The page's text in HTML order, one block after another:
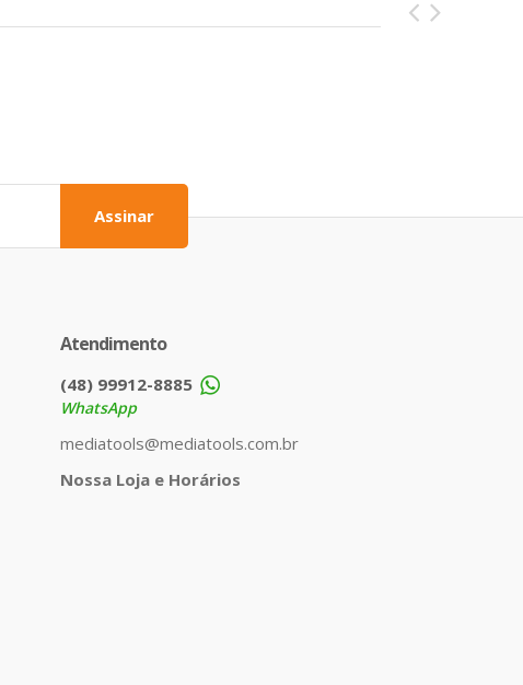
Assinar
Atendimento
(48) 99912-8885
WhatsApp
mediatools@mediatools.com.br
Nossa Loja e Horários